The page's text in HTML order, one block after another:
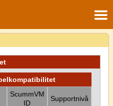
ScummVM
ID
Supportnivå